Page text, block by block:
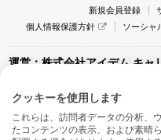
新規会員登録
個人情報保護方針
ソーシャ
運営：株式会社アイデム キャ
〒160-0022 東京都新宿区新宿1-4-
アイデム本社ビル TEL:03-5269-
〒550-0005 大阪府大阪市西区西本
クッキーを使用します
これらは、訪問者データの分析、
たコンテンツの表示、および素晴